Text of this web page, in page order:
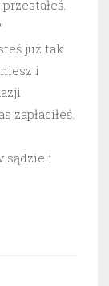
już tak
i
zapłaciłeś.
sądzie i